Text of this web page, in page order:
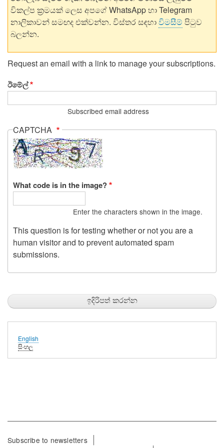
විකල්ප ක්‍රමයක් ලෙස අපගේ WhatsApp හා Telegram
නාලිකාවන් සමඟද එක්වන්න. විස්තර සඳහාවිමසීම් පිටුව
බලන්න.
Request an email with a link to manage your subscriptions.
ඊමේල්
Subscribed email address
CAPTCHA
What code is in the image?
Enter the characters shown in the image.
This question is for testing whether or not you are a
human visitor and to prevent automated spam
submissions.
English
සිංහල
Footer
Subscribe to newsletters